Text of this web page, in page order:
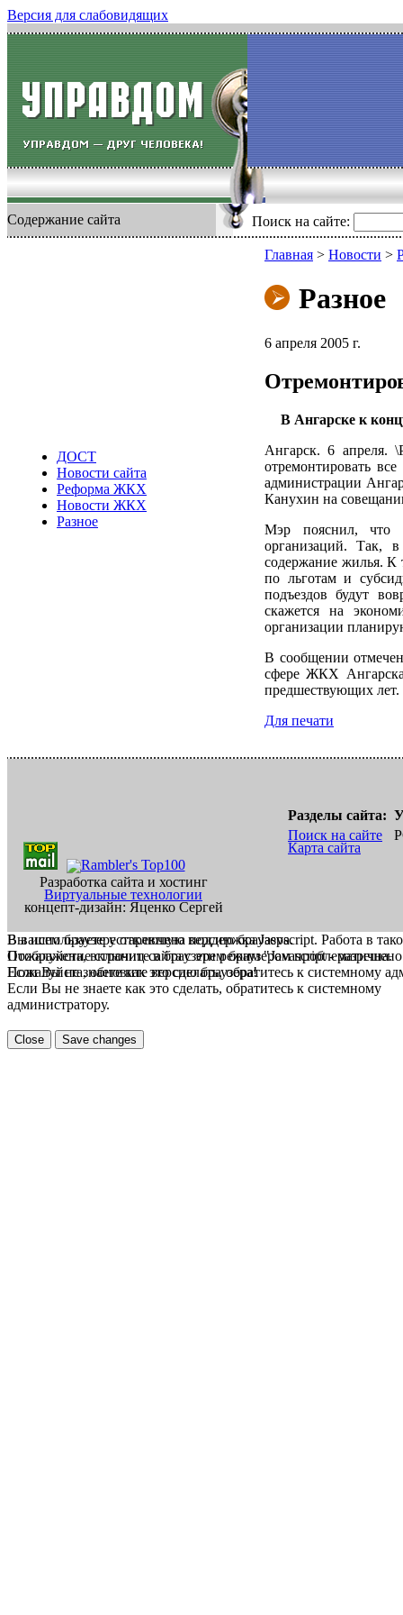
Версия для слабовидящих
Содержание сайта Поиск на сайте:
ДОСТ
Новости сайта
Реформа ЖКХ
Новости ЖКХ
Разное
Главная > Новости >
Разное
6 апреля 2005 г.
В Ангарске к
Ангарск. 6 апреля.
отремонтировать
администрации
Канухин на
Мэр пояснил, что
организаций.
содержание жилья. К
по льготам и
подъездов будут
скажется на
организации
В сообщении
сфере ЖКХ Ангарска
предшествующих лет.
Для печати
Разработка сайта и хостинг
Виртуальные технологии
концепт-дизайн: Яценко Сергей
Разделы сайта:
Поиск на сайте
Карта сайта
В вашем браузере отключена поддержка Jasvscript. Работа в
Пожалуйста, включите в браузере режим "Javascript -
Если Вы не знаете как это сделать, обратитесь к системному
Вы используете устаревшую версию браузера.
Отображение страниц сайта с этим браузером проблематична.
Пожалуйста, обновите версию браузера!
Если Вы не знаете как это сделать, обратитесь к системному
администратору.
Close Save changes